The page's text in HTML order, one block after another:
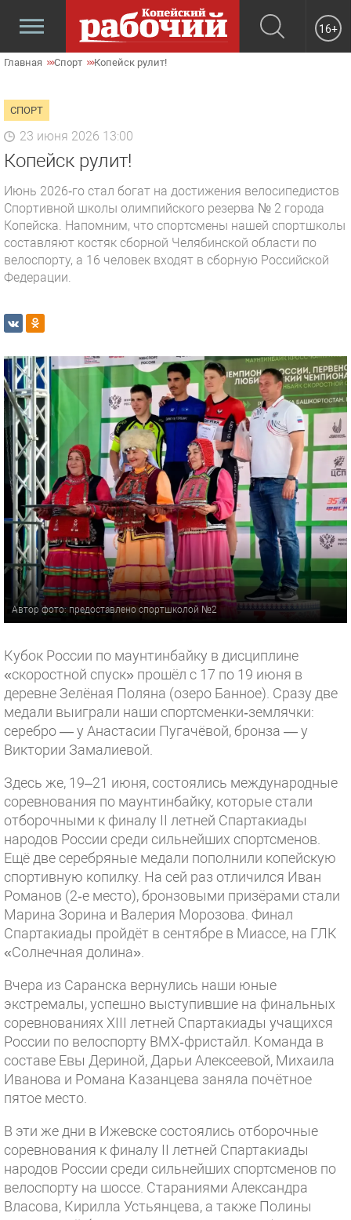
16+
Главная Спорт Копейск рулит!
СПОРТ
23 июня 2026 13:00
Копейск рулит!
Июнь 2026‑го стал богат на достижения велосипедистов
Спортивной школы олимпийского резерва № 2 города
Копейска. Напомним, что спортсмены нашей спортшколы
составляют костяк сборной Челябинской области по
велоспорту, а 16 человек входят в сборную Российской
Федерации.
Автор фото: предоставлено спортшколой №2
Кубок России по маунтинбайку в дисциплине
«скоростной спуск» прошёл с 17 по 19 июня в
деревне Зелёная Поляна (озеро Банное). Сразу две
медали выиграли наши спортсменки‑землячки:
серебро — у Анастасии Пугачёвой, бронза — у
Виктории Замалиевой.
Здесь же, 19–21 июня, состоялись международные
соревнования по маунтинбайку, которые стали
отборочными к финалу II летней Спартакиады
народов России среди сильнейших спортсменов.
Ещё две серебряные медали пополнили копейскую
спортивную копилку. На сей раз отличился Иван
Романов (2‑е место), бронзовыми призёрами стали
Марина Зорина и Валерия Морозова. Финал
Спартакиады пройдёт в сентябре в Миассе, на ГЛК
«Солнечная долина».
Вчера из Саранска вернулись наши юные
экстремалы, успешно выступившие на финальных
соревнованиях XIII летней Спартакиады учащихся
России по велоспорту ВМХ‑фристайл. Команда в
составе Евы Дериной, Дарьи Алексеевой, Михаила
Иванова и Романа Казанцева заняла почётное
пятое место.
В эти же дни в Ижевске состоялись отборочные
соревнования к финалу II летней Спартакиады
народов России среди сильнейших спортсменов по
велоспорту на шоссе. Стараниями Александра
Власова, Кирилла Устьянцева, а также Полины